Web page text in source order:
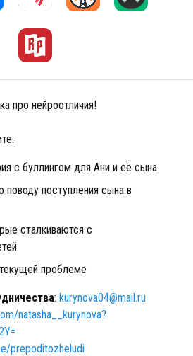
про нейроотличия!
с буллингом для Ани и её сына
поводу поступления сына в
сталкиваются с
проблеме
: kurynova04@mail.ru
natasha__kurynova?
prepoditozheludi